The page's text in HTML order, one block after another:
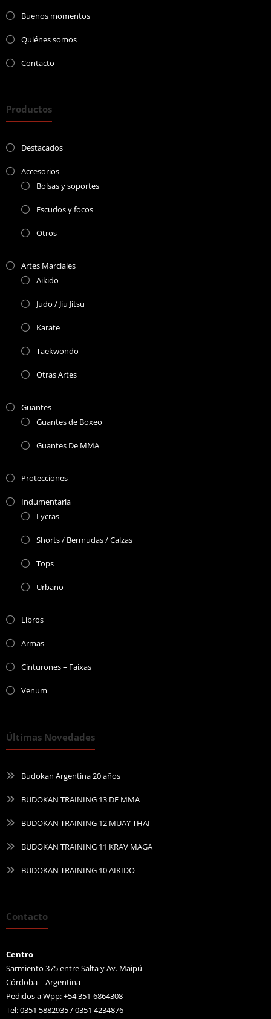
Buenos momentos
Quiénes somos
Contacto
Productos
Destacados
Accesorios
Bolsas y soportes
Escudos y focos
Otros
Artes Marciales
Aikido
Judo / Jiu Jitsu
Karate
Taekwondo
Otras Artes
Guantes
Guantes de Boxeo
Guantes De MMA
Protecciones
Indumentaria
Lycras
Shorts / Bermudas / Calzas
Tops
Urbano
Libros
Armas
Cinturones – Faixas
Venum
Últimas Novedades
Budokan Argentina 20 años
BUDOKAN TRAINING 13 DE MMA
BUDOKAN TRAINING 12 MUAY THAI
BUDOKAN TRAINING 11 KRAV MAGA
BUDOKAN TRAINING 10 AIKIDO
Contacto
Centro
Sarmiento 375 entre Salta y Av. Maipú
Córdoba – Argentina
Pedidos a Wpp: +54 351-6864308
Tel: 0351 5882935 / 0351 4234876